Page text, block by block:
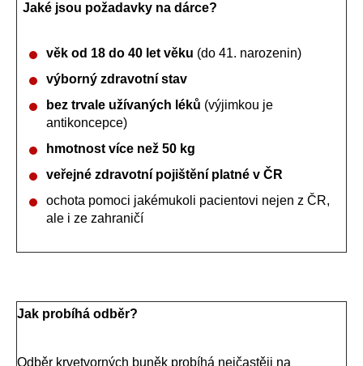
Jaké jsou požadavky na dárce?
věk od 18 do 40 let věku (do 41. narozenin)
výborný zdravotní stav
bez trvale užívaných léků (výjimkou je
antikoncepce)
hmotnost více než 50 kg
veřejné zdravotní pojištění platné v ČR
ochota pomoci jakémukoli pacientovi nejen z ČR,
ale i ze zahraničí
Jak probíhá odběr?
Odběr krvetvorných buněk probíhá nejčastěji na